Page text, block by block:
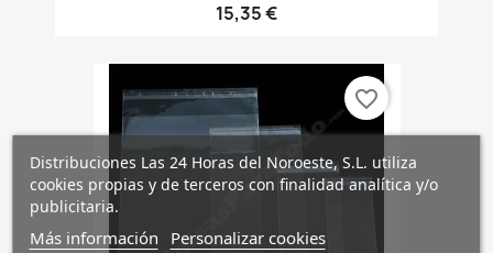
15,35 €
favorite_border
Distribuciones Las 24 Horas del Noroeste, S.L. utiliza
cookies propias y de terceros con finalidad analítica y/o
publicitaria.
Más información Personalizar cookies